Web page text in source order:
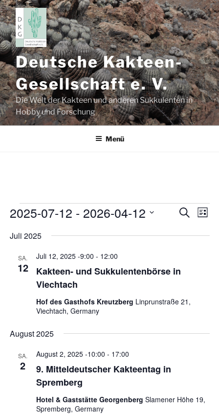
Zum
Inhalt
springen
Deutsche Kakteen-
Gesellschaft e. V.
Die Welt der Kakteen und anderen Sukkulenten in
Hobby und Forschung
Menü
Veranstaltungen
V
r
n
a
t
n
S
V
r
u
L
s
2025-07-12 - 2026-04-12
a
e
Juli 2025
SA.
12
Kakteen- und Sukkulentenbörse in
Viechtach
Juli 12, 2025 -9:00 - 12:00
Hof des Gasthofs Kreutzberg Linprunstraße 21,
Viechtach, Germany
August 2025
SA.
2
9. Mitteldeutscher Kakteentag in
Spremberg
August 2, 2025 -10:00 - 17:00
Hotel & Gaststätte Georgenberg Slamener Höhe 19,
Spremberg, Germany